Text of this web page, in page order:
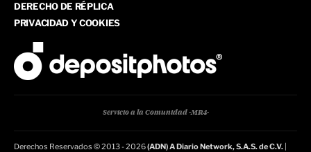
DERECHO DE RÉPLICA
PRIVACIDAD Y COOKIES
Servicio a la Comunidad -MR4-
Derechos Reservados © 2013 - 2026(ADN) A Diario Network, S.A.S. de C.V.